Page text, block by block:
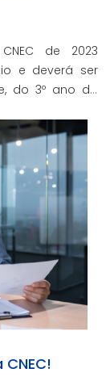
de 2023
e deverá ser
do 3º ano do